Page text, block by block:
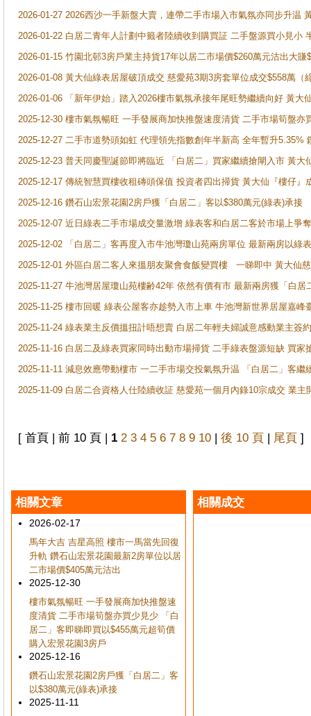
2026-01-27 2026西沙一手新盤大賣，連帶二手市場入市氣氛亦同步升温
2026-01-22 白居二青年人計劃中籤者陸續收到購買証 二手盤源買小見小
2026-01-15 竹園北邨3房戶業主持貨17年以居二市場價$260萬元沽出大賺
2026-01-08 黃大仙綠表居屋破頂成交 慈愛苑3期3房套單位成交$558萬（
2026-01-06 「新年伊始」踏入2026樓市氣氛承接年尾旺勢繼續向好 黃
2025-12-30 樓市氣氛暢旺 一手發展商加快推盤速度清貨 二手市場筍盤
2025-12-27 二手市道勢頭如虹 代理領先指數創年半新高 全年暫升5.35%
2025-12-23 普天同慶聖誕節即將臨近 「白居二」買家繼續搶閘入市 黃
2025-12-17 傳統智慧買樓收租磚頭保值 投資者四出掃貨 黃大仙『樓仔
2025-12-16 鑽石山宏景花園2房戶獲「白居二」客以$380萬元(綠表)承接
2025-12-07 近日綠表二手市場成交量激增 綠表客和白居二客於市場上
2025-12-02 「白居二」客再度入市牛池灣瓊山苑兩房單位 最新兩房以綠
2025-12-01 外區白居二客人來搵朋友聚會食飯變買樓 一睇即中 黃大仙
2025-11-27 牛池灣居屋瓊山苑樓齢42年 依然有價有市 最新兩房獲「白居
2025-11-25 樓市回暖 綠表公屋客亦趁勢入市上車 牛池灣新世界居屋嘉峰
2025-11-24 綠表業主反價搵扭計唔想賣 白居二年輕夫婦誠意感動業主簽
2025-11-16 白居二及綠表買家同時出動市場掃貨 二手綠表盤源短缺 買
2025-11-11 減息效應帶動樓市 一二手市場交投氣氛升温 「白居二」客
2025-11-09 白居二合資格人仕陸續收証 慈愛苑一個月內錄10宗成交 業
[ 首頁 | 前 10 頁 | 1 2 3 4 5 6 7 8 9 10 | 後 10 頁 | 尾頁 ]
相關文章
2026-02-17
馬年大吉 吉星高照 樓市一馬當先回復
升軌 鑽石山宏景花園最新2房單位以居
二市場價$405萬元沽出
2025-12-30
樓市氣氛暢旺 一手發展商加快推盤速
度清貨 二手市場筍盤亦買少見少 「白
居二」客即睇即買以$455萬元超筍價
購入宏景花園3房戶
2025-12-16
鑽石山宏景花園2房戶獲「白居二」客
以$380萬元(綠表)承接
2025-11-11
相關成交